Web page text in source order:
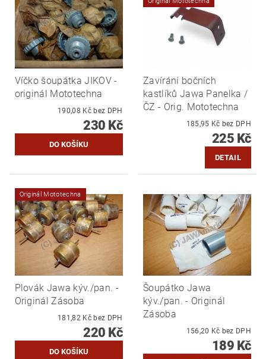
Víčko šoupátka JIKOV -
originál Mototechna
190,08 Kč bez DPH
230 Kč
Zavírání bočních
kastlíků Jawa Panelka /
ČZ - Orig. Mototechna
185,95 Kč bez DPH
225 Kč
DETAIL
Originál Mototechna
Plovák Jawa kýv./pan. -
Originál Zásoba
181,82 Kč bez DPH
220 Kč
Šoupátko Jawa
kýv./pan. - Originál
Zásoba
156,20 Kč bez DPH
189 Kč